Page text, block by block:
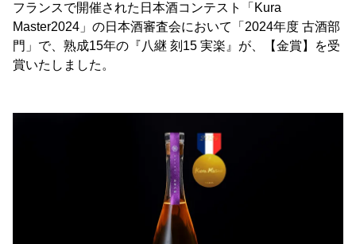
フランスで開催された日本酒コンテスト「Kura
Master2024」の日本酒審査会において「2024年度 古酒部
門」で、熟成15年の『八継 刻15 実楽』が、【金賞】を受
賞いたしました。